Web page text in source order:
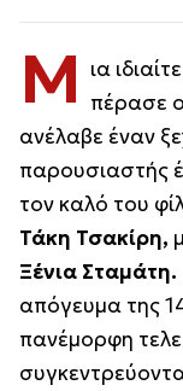
Μ ια
πέρασε ο
ανέλαβε έναν
παρουσιαστής
τον καλό του
Τάκη Τσακίρη,
Ξένια Σταμάτη.
απόγευμα της
πανέμορφη